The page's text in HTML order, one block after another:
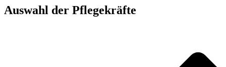
Auswahl der Pflegekräfte